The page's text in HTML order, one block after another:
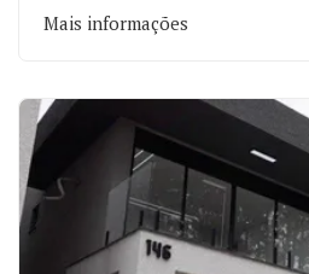
Mais informações